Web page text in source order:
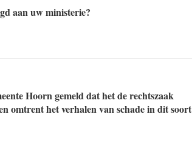
aan uw ministerie?
Hoorn gemeld dat het de rechtszaak
omtrent het verhalen van schade in dit soort